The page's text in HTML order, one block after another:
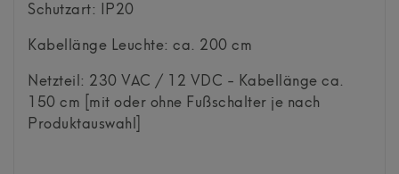
Schutzart: IP20
Kabellänge Leuchte: ca. 200 cm
Netzteil: 230 VAC / 12 VDC - Kabellänge ca.
150 cm [mit oder ohne Fußschalter je nach
Produktauswahl]